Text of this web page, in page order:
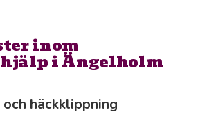
inom
i Ängelholm
häckklippning